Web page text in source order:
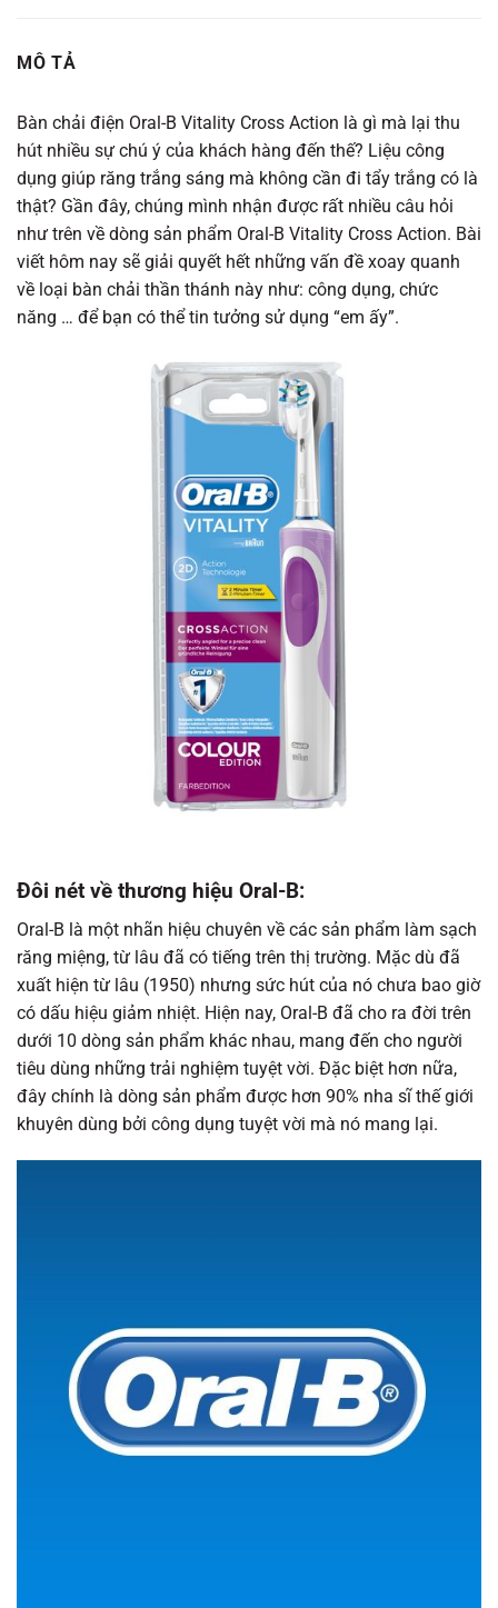
MÔ TẢ
Bàn chải điện Oral-B Vitality Cross Action là gì mà lại thu
hút nhiều sự chú ý của khách hàng đến thế? Liệu công
dụng giúp răng trắng sáng mà không cần đi tẩy trắng có là
thật? Gần đây, chúng mình nhận được rất nhiều câu hỏi
như trên về dòng sản phẩm Oral-B Vitality Cross Action. Bài
viết hôm nay sẽ giải quyết hết những vấn đề xoay quanh
về loại bàn chải thần thánh này như: công dụng, chức
năng … để bạn có thể tin tưởng sử dụng “em ấy”.
Đôi nét về thương hiệu Oral-B:
Oral-B là một nhãn hiệu chuyên về các sản phẩm làm sạch
răng miệng, từ lâu đã có tiếng trên thị trường. Mặc dù đã
xuất hiện từ lâu (1950) nhưng sức hút của nó chưa bao giờ
có dấu hiệu giảm nhiệt. Hiện nay, Oral-B đã cho ra đời trên
dưới 10 dòng sản phẩm khác nhau, mang đến cho người
tiêu dùng những trải nghiệm tuyệt vời. Đặc biệt hơn nữa,
đây chính là dòng sản phẩm được hơn 90% nha sĩ thế giới
khuyên dùng bởi công dụng tuyệt vời mà nó mang lại.